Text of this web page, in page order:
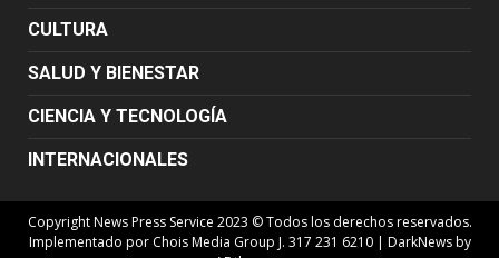
CULTURA
SALUD Y BIENESTAR
CIENCIA Y TECNOLOGÍA
INTERNACIONALES
Copyright News Press Service 2023 © Todos los derechos reservados.
Implementado por Chois Media Group J. 317 231 6210 | DarkNewsby